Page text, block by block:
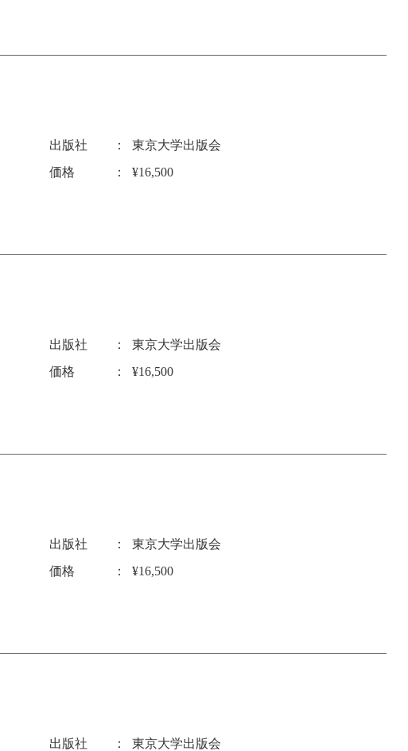
出版社
東京大学出版会
価格 ¥16,500
出版社
東京大学出版会
価格 ¥16,500
出版社
東京大学出版会
価格 ¥16,500
出版社 東京大学出版会